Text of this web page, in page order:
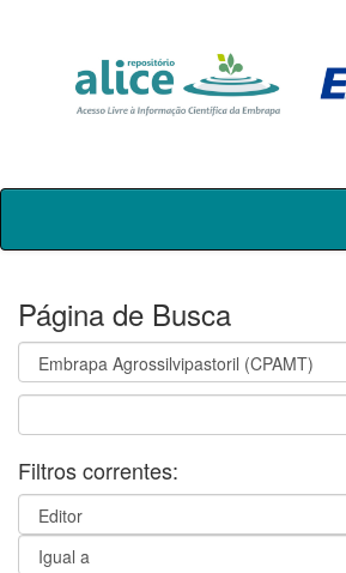
Skip
Página de Busca
Filtros correntes: